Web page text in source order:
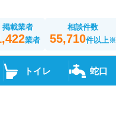
掲載業者
業者
相談件数
55,710件以上※
トイレ 蛇口